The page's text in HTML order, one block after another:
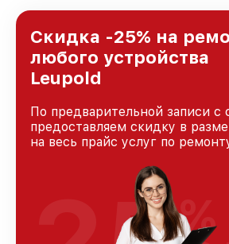
Скидка -25% на
любого устройства
Leupold
По предварительной записи с
предоставляем скидку в
на весь прайс услуг по
%